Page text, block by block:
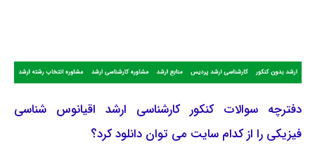
دفترچه سوالات کنکور کارشناسی ارشد اقیانوس شناسی
فیزیکی را از کدام سایت می توان دانلود کرد؟